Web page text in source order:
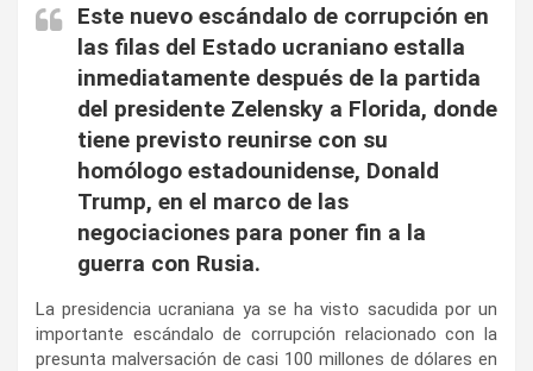
Este nuevo escándalo de corrupción en
las filas del Estado ucraniano estalla
inmediatamente después de la partida
del presidente Zelensky a Florida, donde
tiene previsto reunirse con su
homólogo estadounidense, Donald
Trump, en el marco de las
negociaciones para poner fin a la
guerra con Rusia.
La presidencia ucraniana ya se ha visto sacudida por un
importante escándalo de corrupción relacionado con la
presunta malversación de casi 100 millones de dólares en